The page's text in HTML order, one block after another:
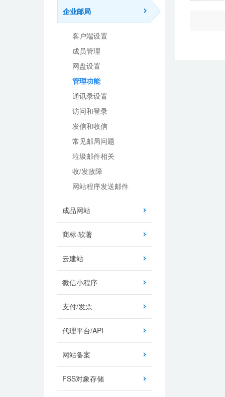
企业邮局
客户端设置
成员管理
网盘设置
管理功能
通讯录设置
访问和登录
发信和收信
常见邮局问题
垃圾邮件相关
收/发故障
网站程序发送邮件
成品网站
商标·软著
云建站
微信小程序
支付/发票
代理平台/API
网站备案
FSS对象存储